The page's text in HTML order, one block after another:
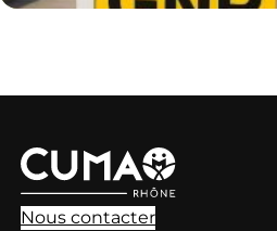
Nous contacter